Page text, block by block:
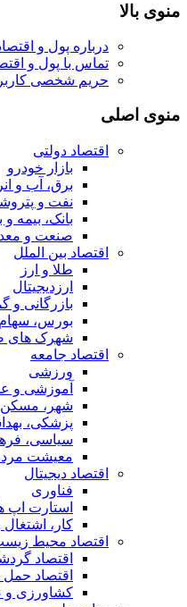
منوی بالا
درباره پول و
تماس با پول و
حریم شخصی
منوی اصلی
اقتصاد دولتی
بازار خودرو
برق، آب و
نفت و
بانک، بیمه و
صنعت و
اقتصاد بین الملل
طلا و ارز
ارزدیجیتال
بازرگانی و
بورس،
شهرک های
اقتصاد جامعه
ورزشی
آموزشی و
شهر، مسکن
پزشکی،
سیاسی،
معیشت
اقتصاد دیجیتال
فناوری
استارت اپ
کار، اشتغال
اقتصاد محیط
اقتصاد
اقتصاد حمل
کشاورزی و